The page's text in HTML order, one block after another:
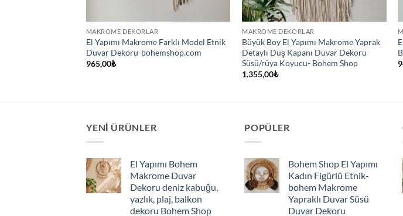
MAKROME DEKORLAR
El Yapımı Makrome Farklı Model Etnik
Duvar Dekoru-bohemshop.com
965,00₺
MAKROME DEKORLAR
Büyük Boy El Yapımı Makrome Yaprak
Detaylı Düş Kapanı Duvar Dekoru
Süsü/rüya Koyucu- Bohem Shop
1.355,00₺
YENI ÜRÜNLER
El Yapımı Bohem
Makrome Duvar
Dekoru deniz kabuğu,
yazlık, plaj, balkon
dekoru Bohem Shop
POPÜLER
Bohem Shop El Yapımı
Kadın Figürlü Etnik-
bohem Makrome
Yapraklı Duvar Süsü
Duvar Dekoru